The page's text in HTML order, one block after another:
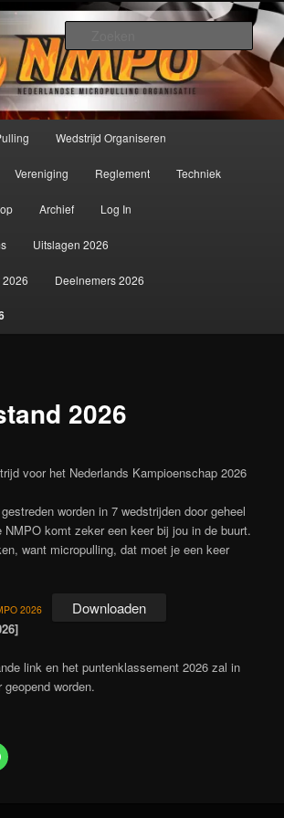
MicroPulling
modelbouwsport ter wereld!
Wedstrijd Organiseren
Vereniging Reglement Techniek
Archief Log In
Uitslagen 2026
Deelnemers 2026
2026
voor het Nederlands Kampioenschap 2026
worden in 7 wedstrijden door geheel
NMPO komt zeker een keer bij jou in de buurt.
want micropulling, dat moet je een keer
2026 Downloaden
link en het puntenklassement 2026 zal in
worden.